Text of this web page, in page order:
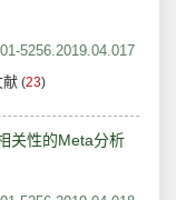
5256.2019.04.017
献 (23)
关性的Meta分析